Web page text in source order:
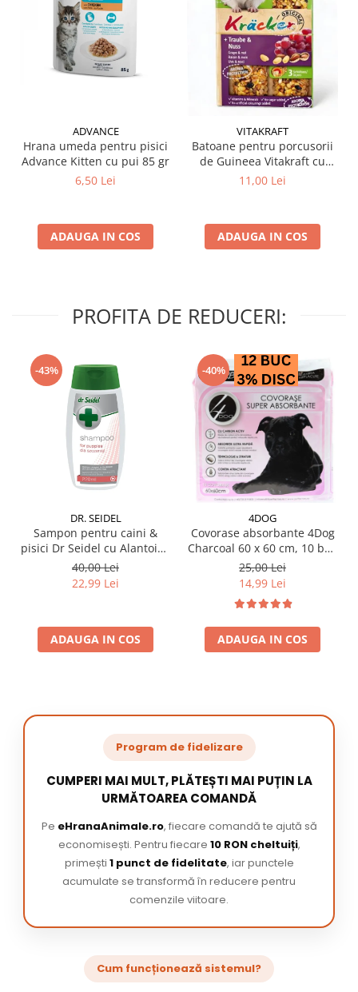
ADVANCE
Hrana umeda pentru pisici
Advance Kitten cu pui 85 gr
6,50 Lei
ADAUGA IN COS
VITAKRAFT
Batoane pentru porcusorii
de Guineea Vitakraft cu
struguri & nuci 2 buc
11,00 Lei
ADAUGA IN COS
PROFITA DE REDUCERI:
-43%
DR. SEIDEL
Sampon pentru caini &
pisici Dr Seidel cu Alantoina
220 ml
40,00 Lei
22,99 Lei
ADAUGA IN COS
-40%
4DOG
Covorase absorbante 4Dog
Charcoal 60 x 60 cm, 10 buc
/ pachet
25,00 Lei
14,99 Lei
ADAUGA IN COS
Program de fidelizare
CUMPERI MAI MULT, PLĂTEȘTI MAI PUȚIN LA
URMĂTOAREA COMANDĂ
Pe eHranaAnimale.ro, fiecare comandă te ajută să
economisești. Pentru fiecare 10 RON cheltuiți,
primești 1 punct de fidelitate, iar punctele
acumulate se transformă în reducere pentru
comenzile viitoare.
Cum funcționează sistemul?